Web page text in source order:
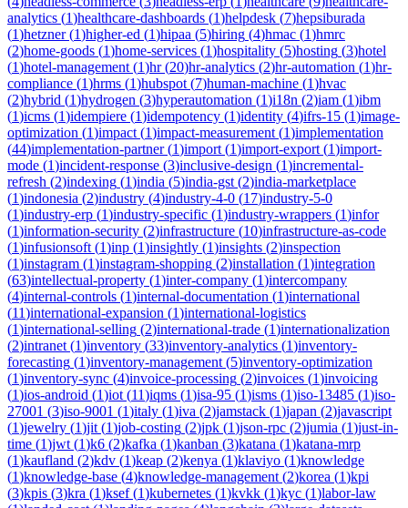
analytics (1)healthcare-dashboards (1)helpdesk (7)hepsiburada
(1)hetzner(1)higher-ed (1)hipaa (5)hiring (4)hmac (1)hmrc
(2)home-goods (1)home-services (1)hospitality (5)hosting (3)hotel
(1)hotel-management (1)hr(20)hr-analytics (2)hr-automation (1)hr-
compliance (1)hrms (1)hubspot (7)human-machine (1)hvac
(2)hybrid (1)hydrogen (3)hyperautomation (1)i18n (2)iam (1)ibm
(1)icms (1)idempiere (1)idempotency (1)identity (4)ifrs-15 (1)image-
optimization (1)impact (1)impact-measurement (1)implementation
(44)implementation-partner(1)import (1)import-export (1)import-
mode (1)incident-response (3)inclusive-design (1)incremental-
refresh (2)indexing (1)india (5)india-gst (2)india-marketplace
(1)indonesia (2)industry (4)industry-4-0 (17)industry-5-0
(1)industry-erp (1)industry-specific (1)industry-wrappers (1)infor
(1)information-security (2)infrastructure (10)infrastructure-as-code
(1)infusionsoft (1)inp (1)insightly (1)insights (2)inspection
(1)instagram (1)instagram-shopping (2)installation (1)integration
(63)intellectual-property (1)inter-company (1)intercompany
(4)internal-controls (1)internal-documentation (1)international
(11)international-expansion (1)international-logistics
(1)international-selling (2)international-trade (1)internationalization
(2)intranet (1)inventory (33)inventory-analytics (1)inventory-
forecasting (1)inventory-management (5)inventory-optimization
(1)inventory-sync (4)invoice-processing (2)invoices (1)invoicing
(1)ios-android (1)iot (11)iqms (1)isa-95 (1)isms (1)iso-13485 (1)iso-
27001 (3)iso-9001 (1)italy (1)iva (2)jamstack (1)japan (2)javascript
(1)jewelry (1)jit (1)job-costing (2)jpk (1)json-rpc (2)jumia (1)just-in-
time (1)jwt (1)k6 (2)kafka (1)kanban (3)katana (1)katana-mrp
(1)kaufland (2)kdv (1)keap (2)kenya (1)klaviyo (1)knowledge
(1)knowledge-base (4)knowledge-management (2)korea (1)kpi
(3)kpis (3)kra (1)ksef(1)kubernetes (1)kvkk (1)kyc (1)labor-law